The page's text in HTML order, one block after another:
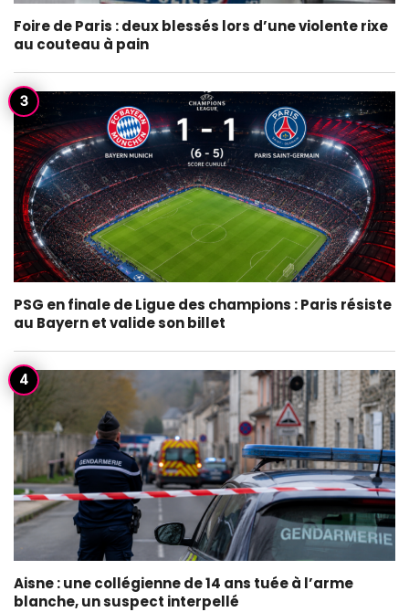
Foire de Paris : deux blessés lors d’une violente rixe
au couteau à pain
PSG en finale de Ligue des champions : Paris résiste
au Bayern et valide son billet
Aisne : une collégienne de 14 ans tuée à l’arme
blanche, un suspect interpellé